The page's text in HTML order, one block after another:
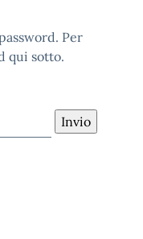
Per
qui sotto.